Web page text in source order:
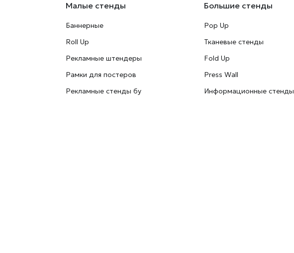
Малые стенды
Баннерные
Roll Up
Рекламные штендеры
Рамки для постеров
Рекламные стенды бу
Большие стенды
Pop Up
Тканевые стенды
Fold Up
Press Wall
Информационные стенды